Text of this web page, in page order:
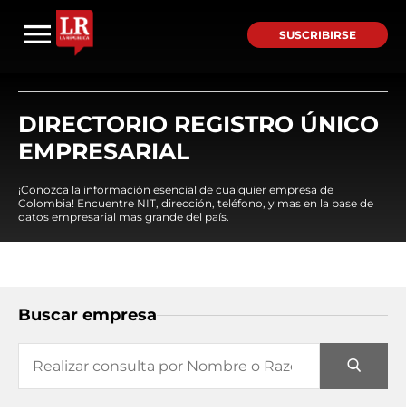
SUSCRIBIRSE
DIRECTORIO REGISTRO ÚNICO
EMPRESARIAL
¡Conozca la información esencial de cualquier empresa de
Colombia! Encuentre NIT, dirección, teléfono, y mas en la base de
datos empresarial mas grande del país.
Buscar empresa